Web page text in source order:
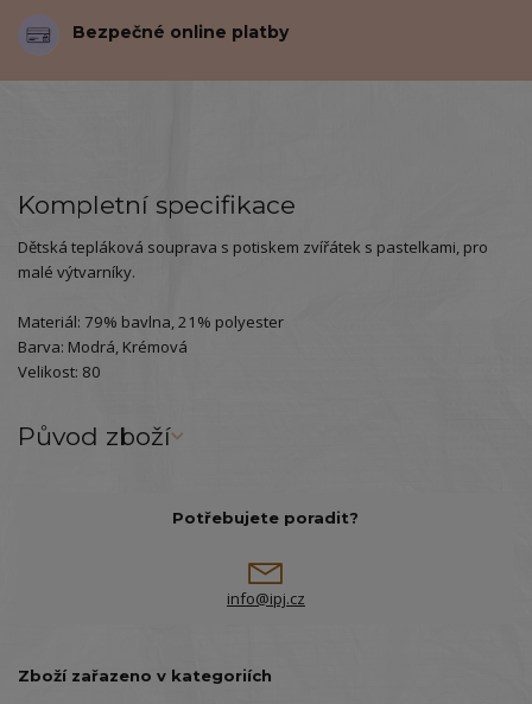
Bezpečné online platby
Kompletní specifikace
Dětská tepláková souprava s potiskem zvířátek s pastelkami, pro
malé výtvarníky.
Materiál: 79% bavlna, 21% polyester
Barva: Modrá, Krémová
Velikost: 80
Původ zboží
Potřebujete poradit?
info@ipj.cz
Zboží zařazeno v kategoriích